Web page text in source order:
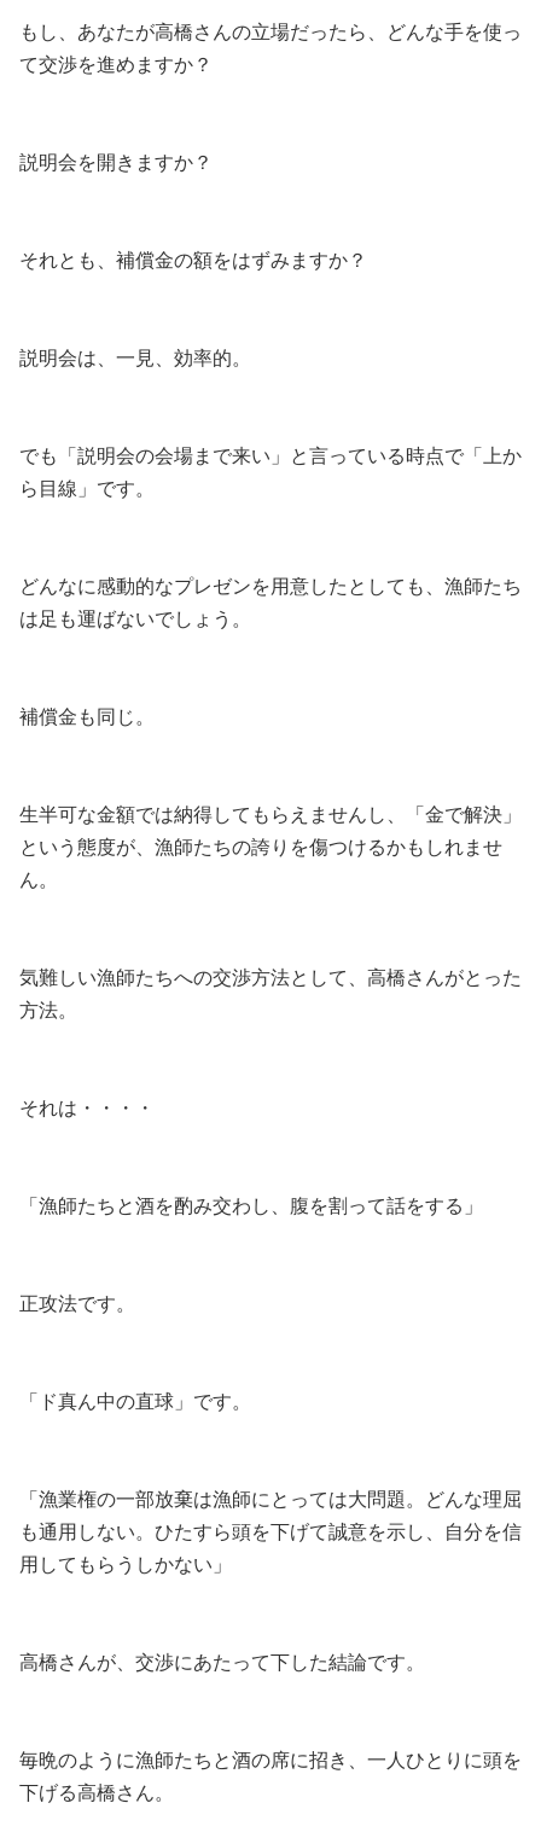
もし、あなたが高橋さんの立場だったら、どんな手を使っ
て交渉を進めますか？
説明会を開きますか？
それとも、補償金の額をはずみますか？
説明会は、一見、効率的。
でも「説明会の会場まで来い」と言っている時点で「上か
ら目線」です。
どんなに感動的なプレゼンを用意したとしても、漁師たち
は足も運ばないでしょう。
補償金も同じ。
生半可な金額では納得してもらえませんし、「金で解決」
という態度が、漁師たちの誇りを傷つけるかもしれませ
ん。
気難しい漁師たちへの交渉方法として、高橋さんがとった
方法。
それは・・・・
「漁師たちと酒を酌み交わし、腹を割って話をする」
正攻法です。
「ド真ん中の直球」です。
「漁業権の一部放棄は漁師にとっては大問題。どんな理屈
も通用しない。ひたすら頭を下げて誠意を示し、自分を信
用してもらうしかない」
高橋さんが、交渉にあたって下した結論です。
毎晩のように漁師たちと酒の席に招き、一人ひとりに頭を
下げる高橋さん。